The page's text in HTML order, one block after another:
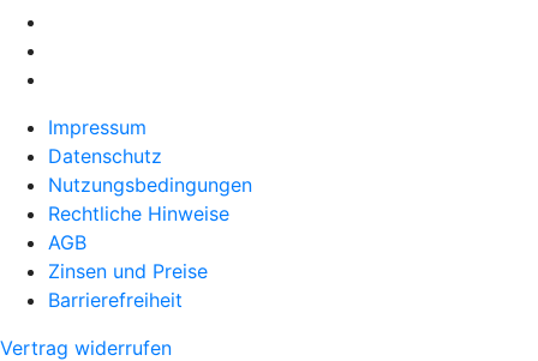
Impressum
Datenschutz
Nutzungsbedingungen
Rechtliche Hinweise
AGB
Zinsen und Preise
Barrierefreiheit
Vertrag widerrufen